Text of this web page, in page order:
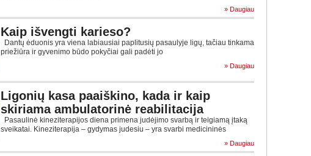
» Daugiau
Kaip išvengti karieso?
Dantų ėduonis yra viena labiausiai paplitusių pasaulyje ligų, tačiau tinkama
priežiūra ir gyvenimo būdo pokyčiai gali padėti jo
» Daugiau
Ligonių kasa paaiškino, kada ir kaip
skiriama ambulatorinė reabilitacija
Pasaulinė kineziterapijos diena primena judėjimo svarbą ir teigiamą įtaką
sveikatai. Kineziterapija – gydymas judesiu – yra svarbi medicininės
» Daugiau